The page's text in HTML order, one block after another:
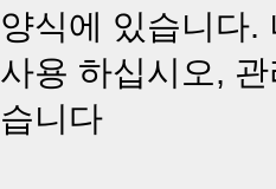
식에 있습니다
용 하십시오,
니다